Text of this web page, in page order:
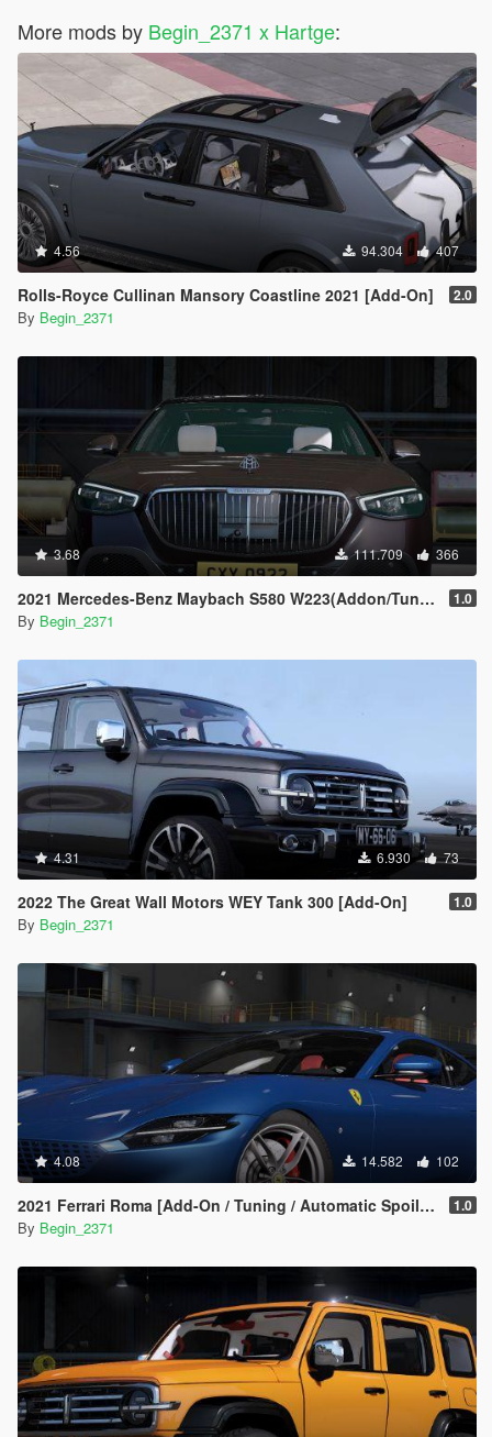
More mods by Begin_2371 x Hartge:
4.56 94.304 407
Rolls-Royce Cullinan Mansory Coastline 2021 [Add-On] 2.0
By Begin_2371
3.68 111.709 366
2021 Mercedes-Benz Maybach S580 W223(Addon/Tuning) 1.0
By Begin_2371
4.31 6.930 73
2022 The Great Wall Motors WEY Tank 300 [Add-On] 1.0
By Begin_2371
4.08 14.582 102
2021 Ferrari Roma [Add-On / Tuning / Automatic Spoiler] 1.0
By Begin_2371